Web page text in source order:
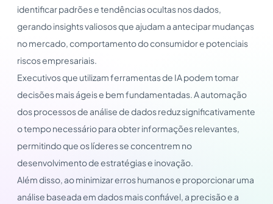
identificar padrões e tendências ocultas nos dados,
gerando insights valiosos que ajudam a antecipar mudanças
no mercado, comportamento do consumidor e potenciais
riscos empresariais.
Executivos que utilizam ferramentas de IA podem tomar
decisões mais ágeis e bem fundamentadas. A automação
dos processos de análise de dados reduz significativamente
o tempo necessário para obter informações relevantes,
permitindo que os líderes se concentrem no
desenvolvimento de estratégias e inovação.
Além disso, ao minimizar erros humanos e proporcionar uma
análise baseada em dados mais confiável, a precisão e a